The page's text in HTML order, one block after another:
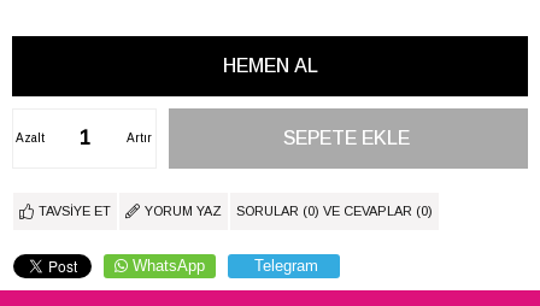
Artır
Azalt
TAVSIYE ET YORUM YAZ SORULAR (0) VE CEVAPLAR (0)
WhatsApp Telegram